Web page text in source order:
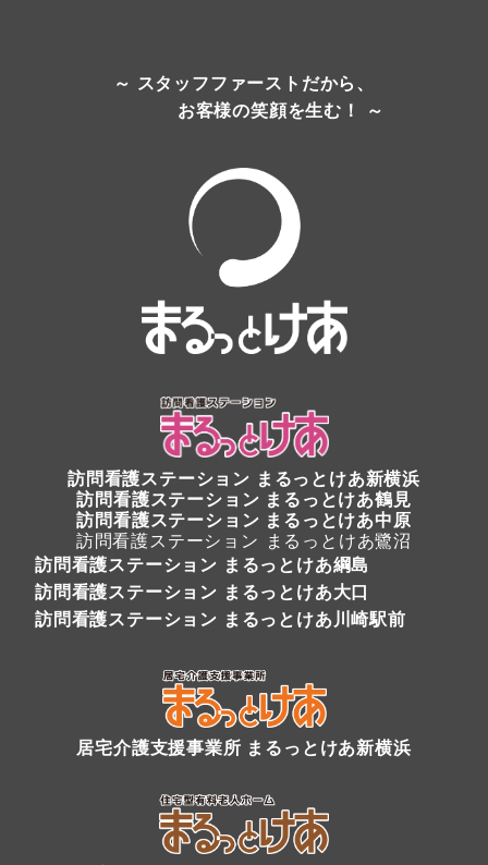
～ スタッフファーストだから、
お客様の笑顔を生む！ ～
訪問看護ステーション まるっとけあ新横浜
訪問看護ステーション まるっとけあ鶴見
訪問看護ステーション まるっとけあ中原
訪問看護ステーション まるっとけあ鷺沼
訪問看護ステーション まるっとけあ綱島
訪問看護ステーション まるっとけあ大口
訪問看護ステーション まるっとけあ川崎駅前
居宅介護支援事業所 まるっとけあ新横浜